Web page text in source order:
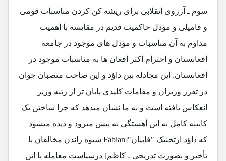
سوم ـ آرزوی انقلابی برای ریشه کن کردن مناسبات قومی
و فامیلی و مودل حاکمیت قدیم در مقایسه با اهمیت
مداوم به آن مناسبات و مودل های موجود در جامعه
افغانستان و احترام اکثر افغان ها به مناسبات موجود در
افغانستان. این مجادله بین داؤد و این صاحب منصبان جوان
در تقرر وزیران و مقامات کلیدی پایان تر از رتبه وزیر
انعکاس یافته است و به ما نشان میدهد که چرا ساختن یک
کابینه کامل به این آهستگی به پیش میرود و دیده میشود
که داؤد ازتخنیک "فابیان"[Fabian شیوه راندن مخالفان با
تأخیر و بصورت تدریجی ـ کاظم] درسیاست معامله با این